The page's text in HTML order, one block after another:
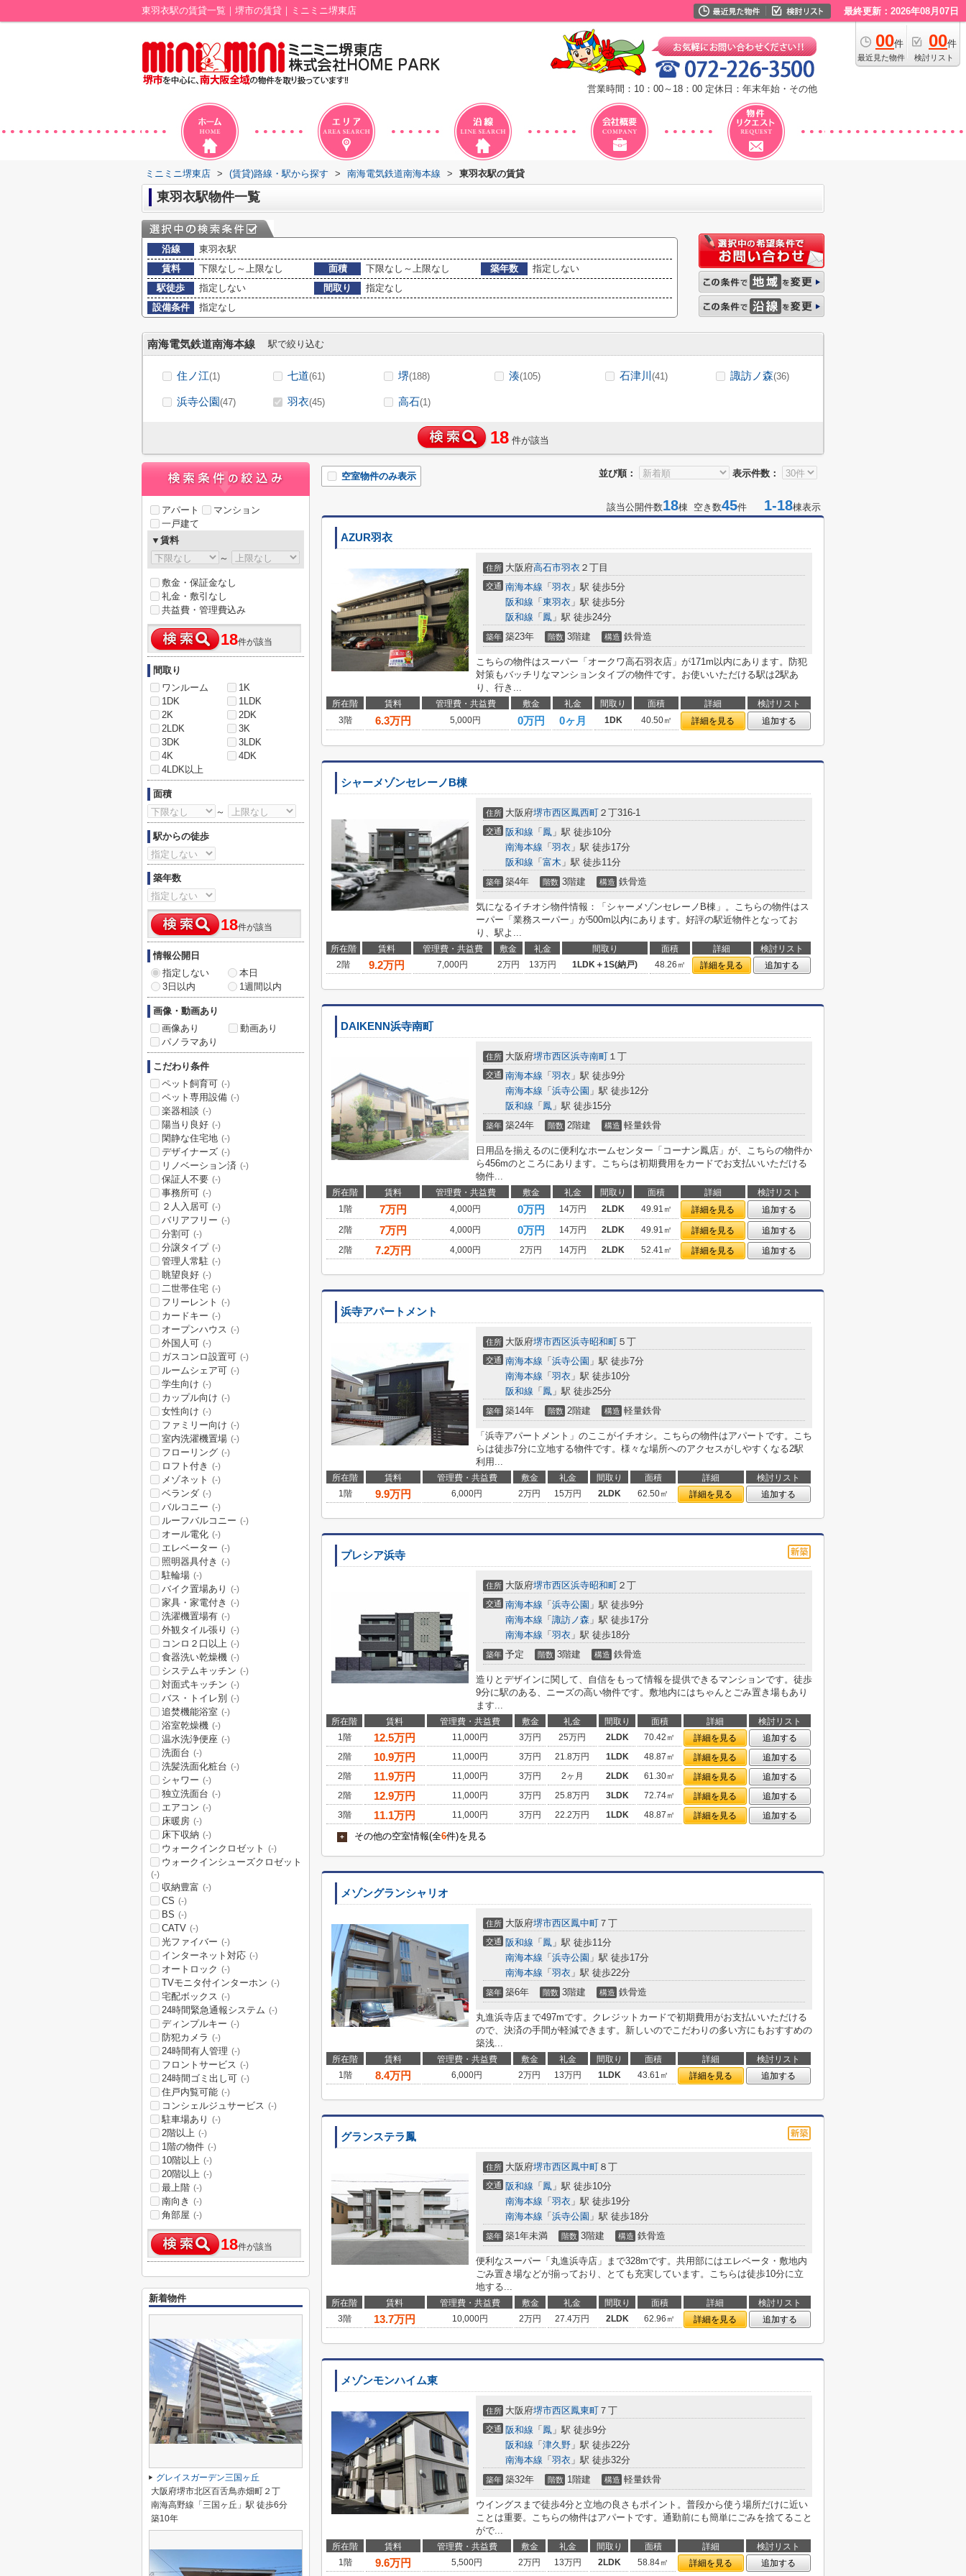
東羽衣駅の賃貸一覧｜堺市の賃貸｜ミニミニ堺東店 最終更新：2026年08月07日
00件
最近見た物件
00件
検討リスト
営業時間：10：00～18：00 定休日：年末年始・その他
ミニミニ堺東店 > (賃貸)路線・駅から探す > 南海電気鉄道南海本線 > 東羽衣駅の賃貸
東羽衣駅物件一覧
沿線
東羽衣駅
賃料
下限なし～上限なし 面積 下限なし～上限なし 築年数
指定しない
駅徒歩
指定しない 間取り
指定なし
設備条件
指定なし
南海電気鉄道南海本線 駅で絞り込む
住ノ江(1) 七道(61) 堺(188) 湊(105) 石津川 (41) 諏訪ノ森(36)
浜寺公園(47) 羽衣(45) 高石(1)
18 件が該当
並び順： 表示件数：
空室物件のみ表示
該当公開件数18棟 空き数45件 1-18棟表示
AZUR羽衣
住所 大阪府高石市羽衣 ２丁目
交通 南海本線 「 羽衣 」駅 徒歩5分
阪和線 「 東羽衣 」駅 徒歩5分
阪和線 「 鳳 」駅 徒歩24分
築年 築23年 階数 3階建 構造 鉄骨造
こちらの物件はスーパー「オークワ高石羽衣店」が171m以内にあります。防犯
対策もバッチリなマンションタイプの物件です。お使いいただける駅は2駅あ
り、行き...
所在階 賃料 管理費・共益費 敷金 礼金 間取り 面積 詳細
検討リスト
3階
6.3万円 5,000円 0万円 0ヶ月 1DK 40.50㎡ 詳細を見る 追加する
シャーメゾンセレーノB棟
住所 大阪府堺市西区鳳西町 ２丁316-1
交通 阪和線 「 鳳 」駅 徒歩10分
南海本線 「 羽衣 」駅 徒歩17分
阪和線 「 富木 」駅 徒歩11分
築年 築4年 階数 3階建 構造 鉄骨造
気になるイチオシ物件情報：「シャーメゾンセレーノB棟」。こちらの物件はス
ーパー「業務スーパー」が500m以内にあります。好評の駅近物件となってお
り、駅よ...
所在階 賃料 管理費・共益費 敷金 礼金 間取り 面積 詳細
検討リスト
2階
9.2万円 7,000円 2万円 13万円 1LDK＋1S(納戸) 48.26㎡ 詳細を見る 追加する
DAIKENN浜寺南町
住所 大阪府堺市西区浜寺南町 １丁
交通 南海本線 「 羽衣 」駅 徒歩9分
南海本線 「 浜寺公園 」駅 徒歩12分
阪和線 「 鳳 」駅 徒歩15分
築年 築24年 階数 2階建 構造 軽量鉄骨
日用品を揃えるのに便利なホームセンター「コーナン鳳店」が、こちらの物件か
ら456mのところにあります。こちらは初期費用をカードでお支払いいただける
物件...
所在階 賃料 管理費・共益費 敷金 礼金 間取り 面積 詳細
検討リスト
1階
7万円 4,000円 0万円 14万円 2LDK 49.91㎡ 詳細を見る
追加する
2階
7万円 4,000円 0万円 14万円 2LDK 49.91㎡ 詳細を見る
追加する
2階
7.2万円 4,000円 2万円 14万円 2LDK 52.41㎡ 詳細を見る 追加する
浜寺アパートメント
住所 大阪府堺市西区浜寺昭和町 ５丁
交通 南海本線 「 浜寺公園 」駅 徒歩7分
南海本線 「 羽衣 」駅 徒歩10分
阪和線 「 鳳 」駅 徒歩25分
築年 築14年 階数 2階建 構造 軽量鉄骨
「浜寺アパートメント」のここがイチオシ。こちらの物件はアパートです。こち
らは徒歩7分に立地する物件です。様々な場所へのアクセスがしやすくなる2駅
利用...
所在階 賃料 管理費・共益費 敷金 礼金 間取り 面積 詳細
検討リスト
1階
9.9万円 6,000円 2万円 15万円 2LDK 62.50㎡ 詳細を見る 追加する
プレシア浜寺
住所 大阪府堺市西区浜寺昭和町 ２丁
交通 南海本線 「 浜寺公園 」駅 徒歩9分
南海本線 「 諏訪ノ森 」駅 徒歩17分
南海本線 「 羽衣 」駅 徒歩18分
築年 予定 階数 3階建 構造 鉄骨造
造りとデザインに関して、自信をもって情報を提供できるマンションです。徒歩
9分に駅のある、ニーズの高い物件です。敷地内にはちゃんとごみ置き場もあり
ます...
所在階 賃料 管理費・共益費 敷金 礼金 間取り 面積 詳細
検討リスト
1階
12.5万円 11,000円 3万円 25万円 2LDK 70.42㎡ 詳細を見る
追加する
2階
10.9万円 11,000円 3万円 21.8万円 1LDK 48.87㎡ 詳細を見る
追加する
2階
11.9万円 11,000円 3万円 2ヶ月 2LDK 61.30㎡ 詳細を見る
追加する
2階
12.9万円 11,000円 3万円 25.8万円 3LDK 72.74㎡ 詳細を見る
追加する
3階
11.1万円 11,000円 3万円 22.2万円 1LDK 48.87㎡ 詳細を見る 追加する
+ その他の空室情報(全6件)を見る
メゾングランシャリオ
住所 大阪府堺市西区鳳中町 ７丁
交通 阪和線 「 鳳 」駅 徒歩11分
南海本線 「 浜寺公園 」駅 徒歩17分
南海本線 「 羽衣 」駅 徒歩22分
築年 築6年 階数 3階建 構造 鉄骨造
丸進浜寺店まで497mです。クレジットカードで初期費用がお支払いいただける
ので、決済の手間が軽減できます。新しいのでこだわりの多い方にもおすすめの
築浅...
所在階 賃料 管理費・共益費 敷金 礼金 間取り 面積 詳細
検討リスト
1階
8.4万円 6,000円 2万円 13万円 1LDK 43.61㎡ 詳細を見る 追加する
グランステラ鳳
住所 大阪府堺市西区鳳中町 ８丁
交通 阪和線 「 鳳 」駅 徒歩10分
南海本線 「 羽衣 」駅 徒歩19分
南海本線 「 浜寺公園 」駅 徒歩18分
築年 築1年未満 階数 3階建 構造 鉄骨造
便利なスーパー「丸進浜寺店」まで328mです。共用部にはエレベータ・敷地内
ごみ置き場などが揃っており、とても充実しています。こちらは徒歩10分に立
地する...
所在階 賃料 管理費・共益費 敷金 礼金 間取り 面積 詳細
検討リスト
3階
13.7万円 10,000円 2万円 27.4万円 2LDK 62.96㎡ 詳細を見る 追加する
メゾンモンハイム東
住所 大阪府堺市西区鳳東町 ７丁
交通 阪和線 「 鳳 」駅 徒歩9分
阪和線 「 津久野 」駅 徒歩22分
南海本線 「 羽衣 」駅 徒歩32分
築年 築32年 階数 1階建 構造 軽量鉄骨
ウイングスまで徒歩4分と立地の良さもポイント。普段から使う場所だけに近い
ことは重要。こちらの物件はアパートです。通勤前にも簡単にごみを捨てること
がで...
所在階 賃料 管理費・共益費 敷金 礼金 間取り 面積 詳細
検討リスト
1階
9.6万円 5,500円 2万円 13万円 2LDK 58.84㎡ 詳細を見る 追加する
アパート
マンション
一戸建て
▼賃料
～
敷金・保証金なし
礼金・敷引なし
共益費・管理費込み
18件が該当
間取り
ワンルーム
1K
1DK
1LDK
2K
2DK
2LDK
3K
3DK
3LDK
4K
4DK
4LDK以上
面積
～
駅からの徒歩
築年数
18件が該当
情報公開日
指定しない
本日
3日以内
1週間以内
画像・動画あり
画像あり
動画あり
パノラマあり
こだわり条件
ペット飼育可 (-)
ペット専用設備 (-)
楽器相談 (-)
陽当り良好 (-)
閑静な住宅地 (-)
デザイナーズ (-)
リノベーション済 (-)
保証人不要 (-)
事務所可 (-)
２人入居可 (-)
バリアフリー (-)
分割可 (-)
分譲タイプ (-)
管理人常駐 (-)
眺望良好 (-)
二世帯住宅 (-)
フリーレント (-)
カードキー (-)
オープンハウス (-)
外国人可 (-)
ガスコンロ設置可 (-)
ルームシェア可 (-)
学生向け (-)
カップル向け (-)
女性向け (-)
ファミリー向け (-)
室内洗濯機置場 (-)
フローリング (-)
ロフト付き (-)
メゾネット (-)
ベランダ (-)
バルコニー (-)
ルーフバルコニー (-)
オール電化 (-)
エレベーター (-)
照明器具付き (-)
駐輪場 (-)
バイク置場あり (-)
家具・家電付き (-)
洗濯機置場有 (-)
外観タイル張り (-)
コンロ２口以上 (-)
食器洗い乾燥機 (-)
システムキッチン (-)
対面式キッチン (-)
バス・トイレ別 (-)
追焚機能浴室 (-)
浴室乾燥機 (-)
温水洗浄便座 (-)
洗面台 (-)
洗髪洗面化粧台 (-)
シャワー (-)
独立洗面台 (-)
エアコン (-)
床暖房 (-)
床下収納 (-)
ウォークインクロゼット (-)
ウォークインシューズクロゼット
(-)
収納豊富 (-)
CS (-)
BS (-)
CATV (-)
光ファイバー (-)
インターネット対応 (-)
オートロック (-)
TVモニタ付インターホン (-)
宅配ボックス (-)
24時間緊急通報システム (-)
ディンプルキー (-)
防犯カメラ (-)
24時間有人管理 (-)
フロントサービス (-)
24時間ゴミ出し可 (-)
住戸内覧可能 (-)
コンシェルジュサービス (-)
駐車場あり (-)
2階以上 (-)
1階の物件 (-)
10階以上 (-)
20階以上 (-)
最上階 (-)
南向き (-)
角部屋 (-)
18件が該当
新着物件
グレイスガーデン三国ヶ丘
大阪府堺市北区百舌鳥赤畑町２丁
南海高野線「三国ヶ丘」駅 徒歩6分
築10年